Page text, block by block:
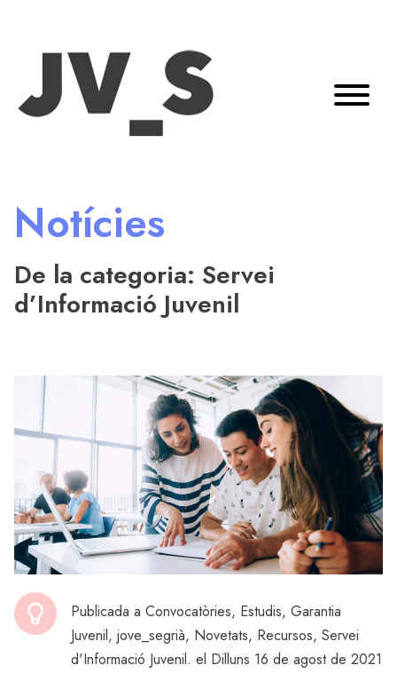
Notícies
De la categoria: Servei
d’Informació Juvenil
Publicada a Convocatòries, Estudis, Garantia
Juvenil, jove_segrià, Novetats, Recursos, Servei
d'Informació Juvenil. el Dilluns 16 de agost de 2021